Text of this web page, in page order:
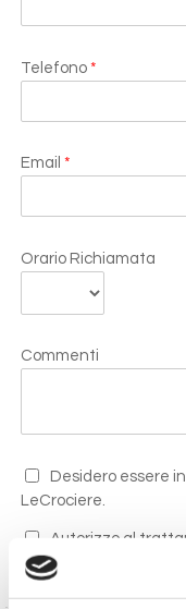
Telefono *
Email *
Orario Richiamata
Commenti
Desidero essere
LeCrociere.
Autorizzo al
di legge